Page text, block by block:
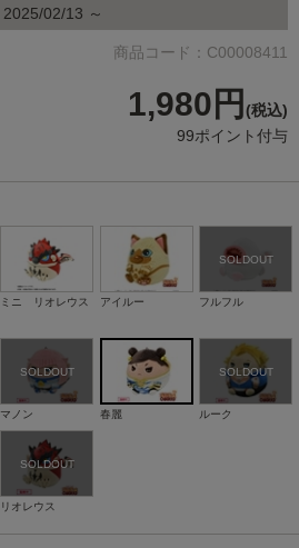
2025/02/13 ～
商品コード：C00008411
1,980円 (税込)
99ポイント付与
ミニ リオレウス アイルー フルフル
マノン 春麗 ルーク
リオレウス